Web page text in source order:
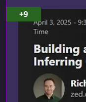
+9